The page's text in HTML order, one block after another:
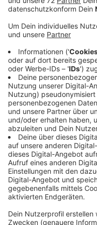
Das zeigt eine heute
nehmen ab -
Senden findet das
käme überraschend,
verbreiten, dass es
Gesellschaft gibt.
wir uns an viele
dadurch auch etwas
gegen die bedenkliche
Präsidenten Donald
wenn das Angst-
ist. Große Sorgen
steigende Kosten und
Menschen aus dem